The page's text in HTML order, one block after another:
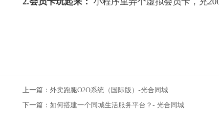
上一篇： ​​外卖跑腿O2O系统（国际版）-光合同城
下一篇： ​如何搭建一个同城生活服务平台？- 光合同城